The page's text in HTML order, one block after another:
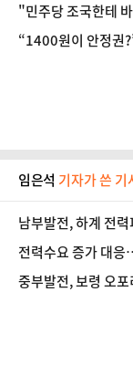
"민주당 조국한테
들리나? [정국 기상
“1400원이 안정권
임은석 기자가 쓴 기
남부발전, 하계 전
전력수요 증가 대
중부발전, 보령 오